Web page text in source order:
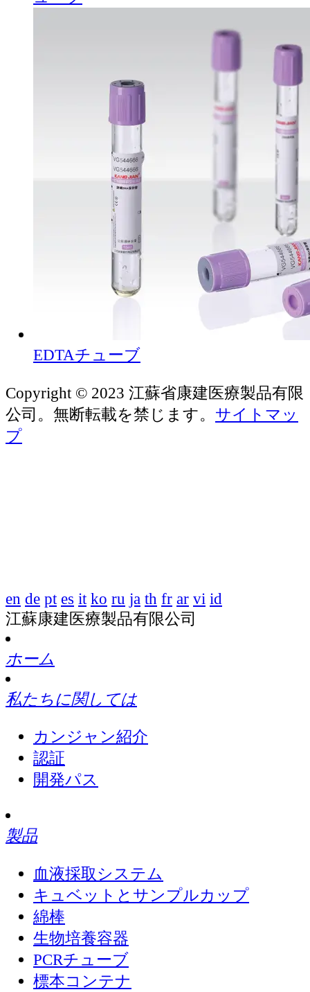
EDTAチューブ
Copyright © 2023 江蘇省康建医療製品有限
公司。無断転載を禁じます。 サイトマッ
プ
en de pt es it ko ru ja th fr ar vi id
江蘇康建医療製品有限公司
ホーム
私たちに関しては
カンジャン紹介
認証
開発パス
製品
血液採取システム
キュベットとサンプルカップ
綿棒
生物培養容器
PCRチューブ
標本コンテナ